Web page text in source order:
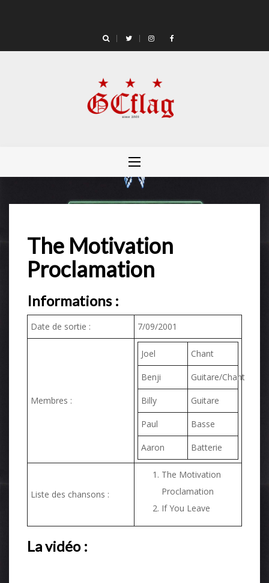
The Motivation
Proclamation
Informations :
Date de sortie : 7/09/2001
Membres :
Joel Chant
Benji Guitare/Chant
Billy Guitare
Paul Basse
Aaron Batterie
Liste des chansons :
The Motivation
Proclamation
If You Leave
La vidéo :